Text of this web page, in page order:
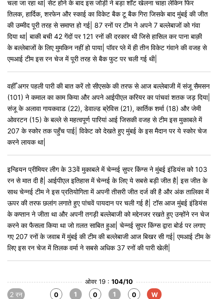
चला जा रहा था| सेट होने के बाद इस जोड़ी ने बड़ा शॉट खेलना चाहा लेकिन फिर
तिलक, हार्दिक, शरफेन और स्काई का विकेट बैक टू बैक गिरा जिसके बाद मुंबई की जीत
की उम्मीद पूरी तरह से समाप्त हो गई| 87 रनों पर टीम ने अपने 7 बल्लेबाजों को गंवा
दिया था| बाकी बची 42 गेंदों पर 121 रनों की दरकार थी जिसे हासिल कर पाना बाक़ी
के बल्लेबाजों के लिए मुमकिन नहीं हो पाया| पॉवर प्ले में ही तीन विकेट गंवाने की वजह से
एमआई टीम इस रन चेज में पूरी तरह से बैक फुट पर चली गई थी|
वहीँ अगर पहली पारी की बात करें तो सीएसके की तरफ से आज बल्लेबाजी में संजू सैमसन
(101) ने कमाल का काम किया और अपने आईपीएल करियर का पांचवां शतक जड़ दिया|
संजू के अलावा गायकवाड (22), डेवाल्ड ब्रेविस (21), कार्तिक शर्मा (18) और जेमी
ओवरटन (15) के बल्ले से महत्वपूर्ण पारियां आई जिसकी वजह से टीम इस मुकाबले में
207 के स्कोर तक पहुँच पाई| विकेट को देखते हुए मुंबई के इस मैदान पर ये स्कोर चेज
करने लायक था|
इन्डियन प्रीमियर लीग के 33वें मुकाबले में चेन्नई सुपर किंग्स ने मुंबई इंडियंस को 103
रन से मात दी है| आईपीएल इतिहास में चेन्नई के लिए ये सबसे बड़ी जीत है| इस जीत के
साथ चेन्नई टीम ने इस प्रतियोगिता में अपनी तीसरी जीत दर्ज की है और अंक तालिका में
ऊपर की तरफ छलांग लगाते हुए पांचवें पायदान पर चली गई है| टॉस आज मुंबई इंडियंस
के कप्तान ने जीता था और अपनी तगड़ी बल्लेबाजी को मद्देनजर रखते हुए उन्होंने रन चेज
करने का फैसला किया था जो ग़लत साबित हुआ| चेन्नई सुपर किंग्स द्वारा बोर्ड पर लगाए
गए 207 रनों के जवाब में मुंबई की टीम की बल्लेबाजी आज बिखर सी गई| एमआई टीम के
लिए इस रन चेज में तिलक वर्मा ने सबसे अधिक 37 रनों की पारी खेली|
ओवर 19 : 104/10
2 रन
0
1
0
1
0
W